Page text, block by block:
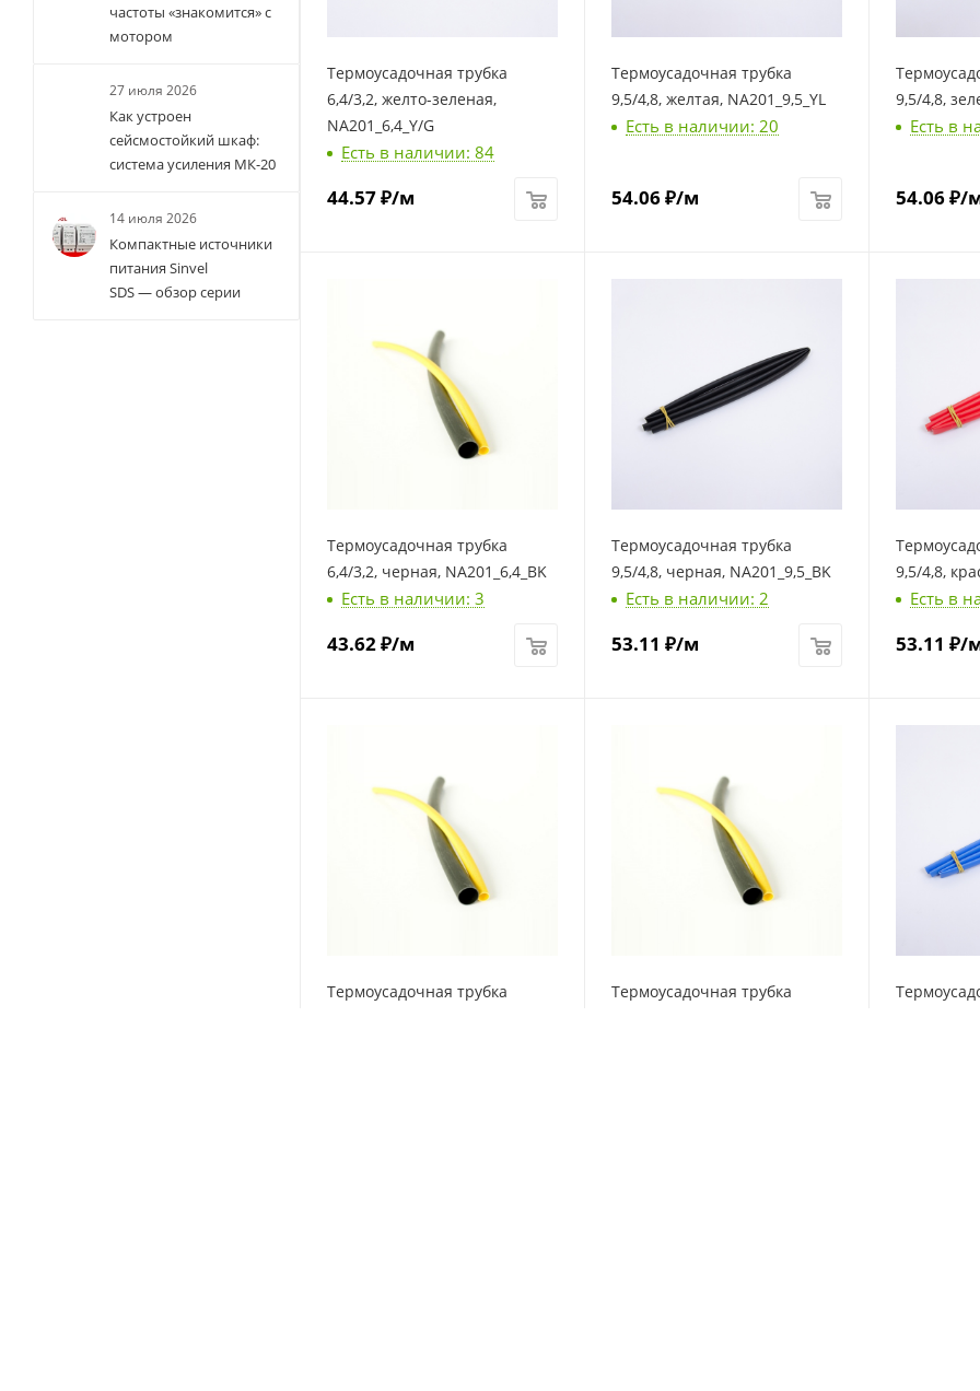
Термоусадочная трубка
6,4/3,2, желто-зеленая,
NA201_6,4_Y/G
Есть в наличии: 84
44.57₽/м
Термоусадочная трубка
9,5/4,8, желтая, NA201_9,5_YL
Есть в наличии: 20
54.06₽/м
9,5/4,8,
Есть в
54.06₽/
Термоусадочная трубка
6,4/3,2, черная, NA201_6,4_BK
Есть в наличии: 3
43.62₽/м
Термоусадочная трубка
9,5/4,8, черная, NA201_9,5_BK
Есть в наличии: 2
53.11 ₽/м
9,5/4,8,
Есть в
53.11 ₽/
Термоусадочная трубка
Термоусадочная трубка
частоты «знакомится» с
мотором
27 июля 2026
Как устроен
сейсмостойкий шкаф:
система усиления МК-20
14 июля 2026
Компактные источники
питания Sinvel
SDS — обзор серии